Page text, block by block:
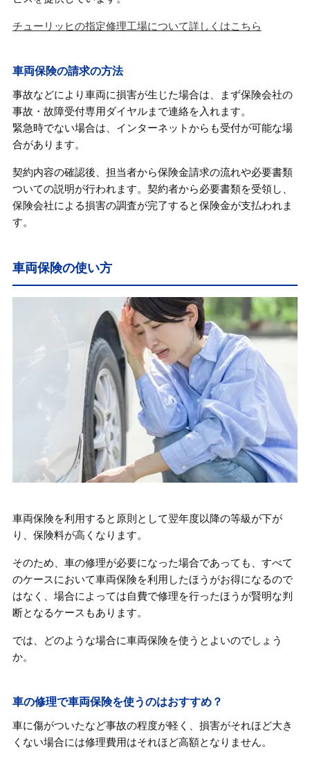
チューリッヒの指定修理工場について詳しくはこちら
車両保険の請求の方法
事故などにより車両に損害が生じた場合は、まず保険会社の
事故・故障受付専用ダイヤルまで連絡を入れます。
緊急時でない場合は、インターネットからも受付が可能な場
合があります。
契約内容の確認後、担当者から保険金請求の流れや必要書類
ついての説明が行われます。契約者から必要書類を受領し、
保険会社による損害の調査が完了すると保険金が支払われま
す。
車両保険の使い方
車両保険を利用すると原則として翌年度以降の等級が下が
り、保険料が高くなります。
そのため、車の修理が必要になった場合であっても、すべて
のケースにおいて車両保険を利用したほうがお得になるので
はなく、場合によっては自費で修理を行ったほうが賢明な判
断となるケースもあります。
では、どのような場合に車両保険を使うとよいのでしょう
か。
車の修理で車両保険を使うのはおすすめ？
車に傷がついたなど事故の程度が軽く、損害がそれほど大き
くない場合には修理費用はそれほど高額となりません。